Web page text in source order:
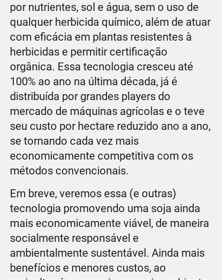
por nutrientes, sol e água, sem o uso de
qualquer herbicida químico, além de atuar
com eficácia em plantas resistentes à
herbicidas e permitir certificação
orgânica. Essa tecnologia cresceu até
100% ao ano na última década, já é
distribuída por grandes players do
mercado de máquinas agrícolas e o teve
seu custo por hectare reduzido ano a ano,
se tornando cada vez mais
economicamente competitiva com os
métodos convencionais.
Em breve, veremos essa (e outras)
tecnologia promovendo uma soja ainda
mais economicamente viável, de maneira
socialmente responsável e
ambientalmente sustentável. Ainda mais
benefícios e menores custos, ao